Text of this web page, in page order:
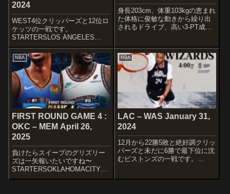
2024
WEST4位クリッパーズと12位ロ
ケッツの一戦です。
STARTERSLOS ANGELES
CLIPPERS James Harden
Terance Mann Paul George
Kawhi Leonard Ivica Zubac.@...
身長203cm、体重103kgの恵まれ
た体格に俊敏な動きから繰り出
されるドライブ、高い3-PT成功
スケIQの高さを誇る安定感のあ
る選手として魅力を放った”ゴー
ドン・ヘイワード”が、14...
NBA
FIRST ROUND GAME 4 :
OKC – MEM April 26,
2025
負けたらスイープのグリズリー
ズは一矢報いたいですね〜
STARTERSOKLAHOMACITY
THUNDERShai Gilgeous-
NBA
LAC – WAS January 31,
2024
12月から22勝5敗と絶好調クリッ
パーズと未だに6勝で最下位に沈
むピストンズの一戦です。